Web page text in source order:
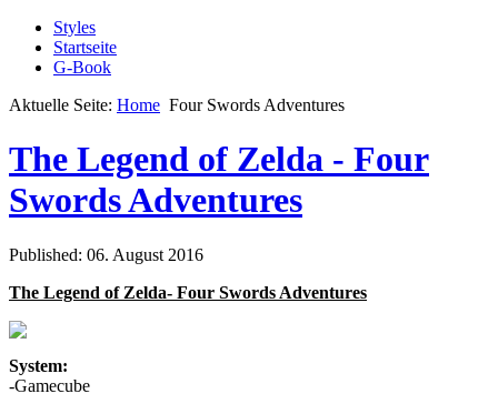
Styles
Startseite
G-Book
Aktuelle Seite: Home Four Swords Adventures
The Legend of Zelda - Four
Swords Adventures
Published: 06. August 2016
The Legend of Zelda- Four Swords Adventures
System:
-Gamecube